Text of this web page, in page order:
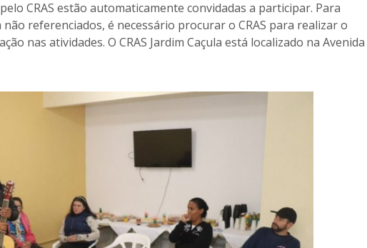
CRAS estão automaticamente convidadas a participar. Para
referenciados, é necessário procurar o CRAS para realizar o
nas atividades. O CRAS Jardim Caçula está localizado na Avenida